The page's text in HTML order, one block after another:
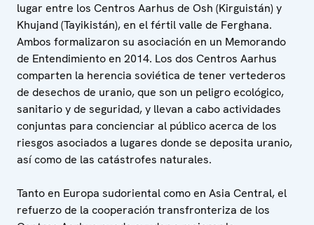
lugar entre los Centros Aarhus de Osh (Kirguistán) y
Khujand (Tayikistán), en el fértil valle de Ferghana.
Ambos formalizaron su asociación en un Memorando
de Entendimiento en 2014. Los dos Centros Aarhus
comparten la herencia soviética de tener vertederos
de desechos de uranio, que son un peligro ecológico,
sanitario y de seguridad, y llevan a cabo actividades
conjuntas para concienciar al público acerca de los
riesgos asociados a lugares donde se deposita uranio,
así como de las catástrofes naturales.
Tanto en Europa sudoriental como en Asia Central, el
refuerzo de la cooperación transfronteriza de los